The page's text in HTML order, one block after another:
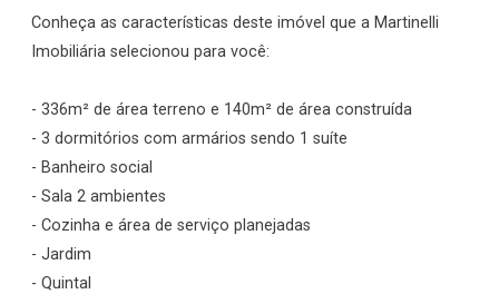
Conheça as características deste imóvel que a Martinelli
Imobiliária selecionou para você:
- 336m² de área terreno e 140m² de área construída
- 3 dormitórios com armários sendo 1 suíte
- Banheiro social
- Sala 2 ambientes
- Cozinha e área de serviço planejadas
- Jardim
- Quintal